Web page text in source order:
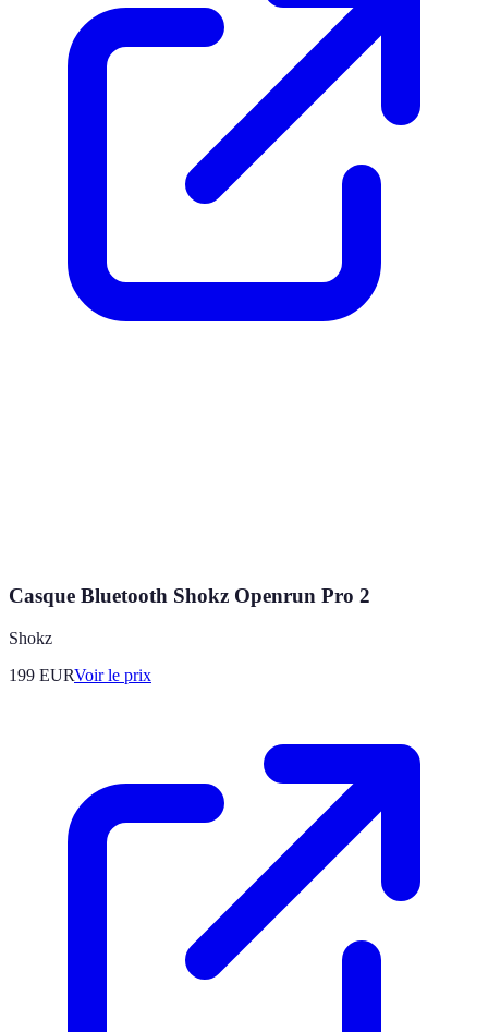
Casque Bluetooth Shokz Openrun Pro 2
Shokz
199 EURVoir le prix